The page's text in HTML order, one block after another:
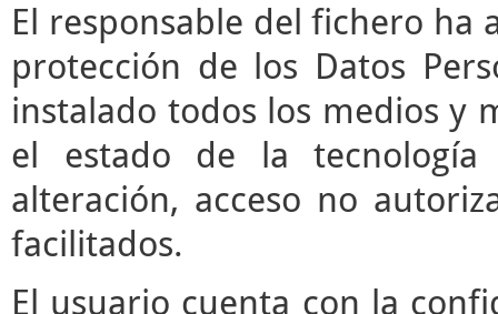
El responsable del fichero ha
protección de los Datos
instalado todos los medios y
el estado de la
alteración, acceso no
facilitados.
El usuario cuenta con la